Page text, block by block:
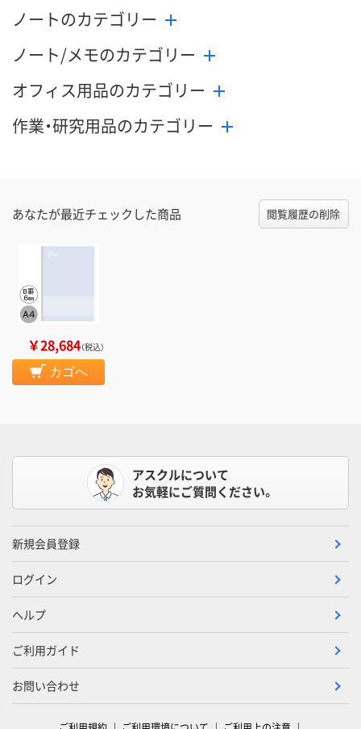
ノートのカテゴリー
ノート/メモのカテゴリー
オフィス用品のカテゴリー
作業・研究用品のカテゴリー
あなたが最近チェックした商品 閲覧履歴の削除
￥28,684（税込）
カゴへ
アスクルについて
お気軽にご質問ください。
新規会員登録
ログイン
ヘルプ
ご利用ガイド
お問い合わせ